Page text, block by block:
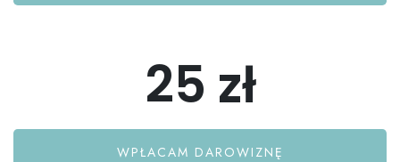
25 zł
WPŁACAM DAROWIZNĘ